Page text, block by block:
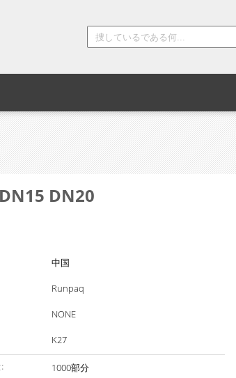
DN20
中国
Runpaq
NONE
K27
1000部分